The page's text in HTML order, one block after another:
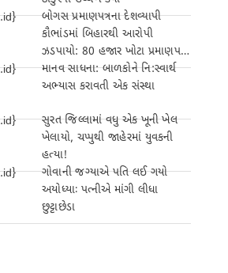
બોગસ પ્રમાણપત્રના દેશવ્યાપી
કૌભાંડમાં બિહારથી આરોપી
ઝડપાયો: 80 હજાર ખોટા પ્રમાણપત્રો
બનાવ્યા!
માનવ સાધના: બાળકોને નિ:સ્વાર્થ
અભ્યાસ કરાવતી એક સંસ્થા
સુરત જિલ્લામાં વધુ એક ખૂની ખેલ
ખેલાયો, ચપ્પુથી જાહેરમાં યુવકની
હત્યા!
ગોવાની જગ્યાએ પતિ લઈ ગયો
અયોધ્યાઃ પત્નીએ માંગી લીધા
છુટ્ટાછેડા